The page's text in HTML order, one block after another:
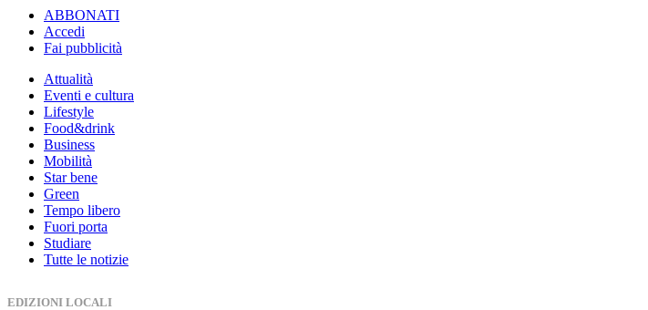
ABBONATI
Accedi
Fai pubblicità
Attualità
Eventi e cultura
Lifestyle
Food&drink
Business
Mobilità
Star bene
Green
Tempo libero
Fuori porta
Studiare
Tutte le notizie
EDIZIONI LOCALI